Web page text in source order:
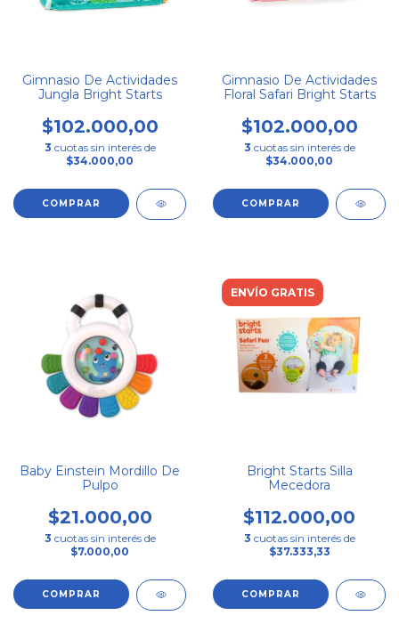
Gimnasio De Actividades
Jungla Bright Starts
$102.000,00
3 cuotas sin interés de
$34.000,00
Gimnasio De Actividades
Floral Safari Bright Starts
$102.000,00
3 cuotas sin interés de
$34.000,00
Baby Einstein Mordillo De
Pulpo
$21.000,00
3 cuotas sin interés de
$7.000,00
ENVÍO GRATIS
Bright Starts Silla
Mecedora
$112.000,00
3 cuotas sin interés de
$37.333,33